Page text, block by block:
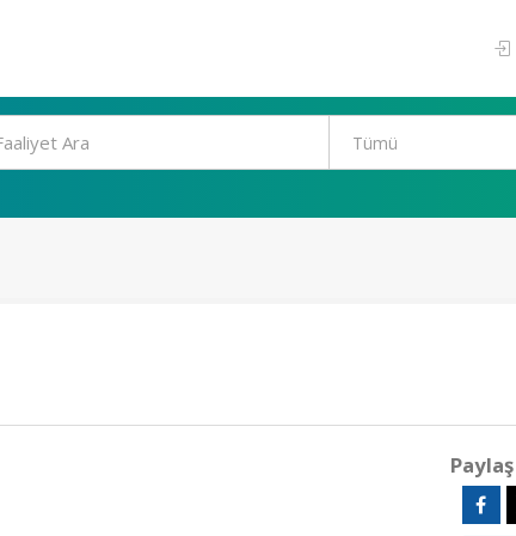
Paylaş